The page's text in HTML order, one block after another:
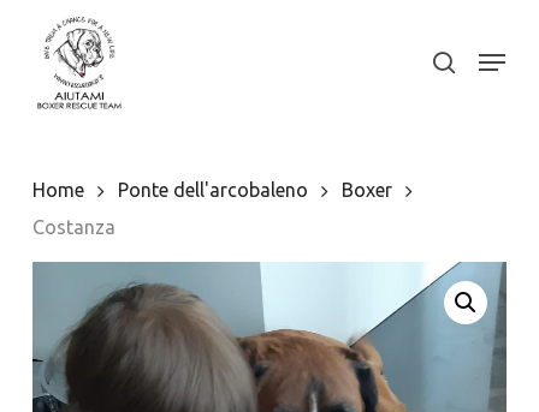
content
search
Menu
Home Ponte dell'arcobaleno
Boxer
Costanza
Close